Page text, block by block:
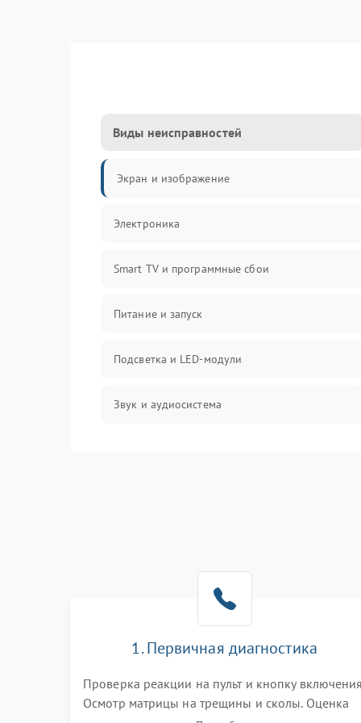
Виды неисправностей
Экран и изображение
Электроника
Smart TV и программные сбои
Питание и запуск
Подсветка и LED-модули
Звук и аудиосистема
Программное обеспечение
Корпус и механика
1. Первичная диагностика
Проверка реакции на пульт и кнопку
Осмотр матрицы на трещины и сколы. Оценка